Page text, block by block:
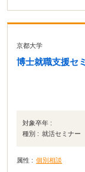
京都大学
博士就職支援セ
対象卒年 :
種別 : 就活セミナー
属性 : 個別相談